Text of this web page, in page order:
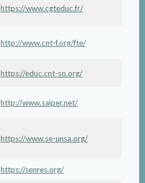
https://www.cgteduc.fr/
http://www.cnt-f.org/fte/
https://educ.cnt-so.org/
http://www.saiper.net/
https://www.se-unsa.org/
https://senres.org/